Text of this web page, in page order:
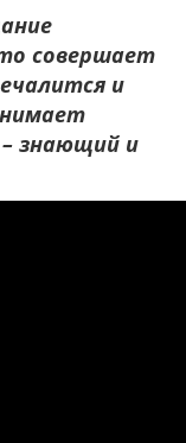
совершает
и
знающий и